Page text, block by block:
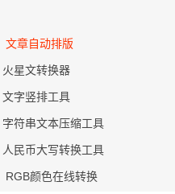
文章自动排版
火星文转换器
文字竖排工具
字符串文本压缩工具
人民币大写转换工具
RGB颜色在线转换